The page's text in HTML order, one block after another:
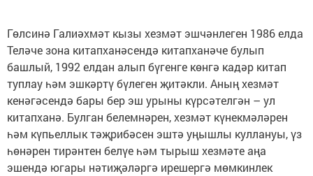
Гөлсинә Галиәхмәт кызы хезмәт эшчәнлеген 1986 елда
Теләче зона китапханәсендә китапханәче булып
башлый, 1992 елдан алып бүгенге көнгә кадәр китап
туплау һәм эшкәртү бүлеген җитәкли. Аның хезмәт
кенәгәсендә бары бер эш урыны күрсәтелгән – ул
китапханә. Булган белемнәрен, хезмәт күнекмәләрен
һәм күпьеллык тәҗрибәсен эштә уңышлы куллануы, үз
һөнәрен тирәнтен белүе һәм тырыш хезмәте аңа
эшендә югары нәтиҗәләргә ирешергә мөмкинлек